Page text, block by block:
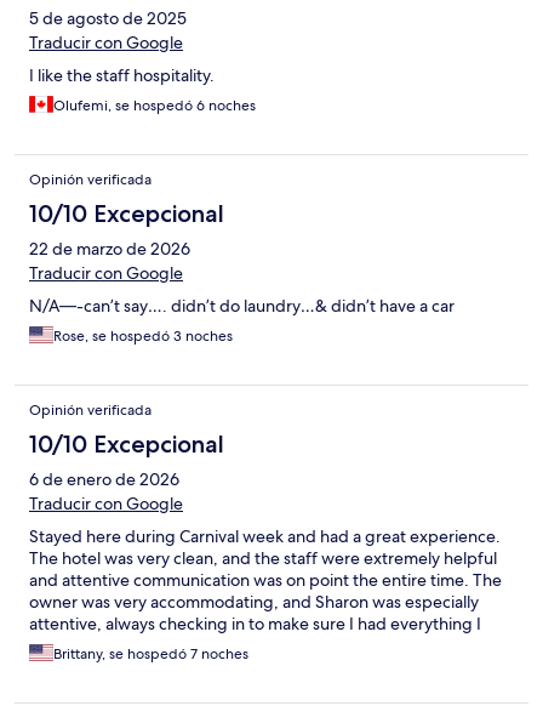
5 de agosto de 2025
Traducir con Google
I like the staff hospitality.
Olufemi, se hospedó 6 noches
Opinión verificada
10/10 Excepcional
22 de marzo de 2026
Traducir con Google
N/A—-can’t say…. didn’t do laundry…& didn’t have a car
Rose, se hospedó 3 noches
Opinión verificada
10/10 Excepcional
6 de enero de 2026
Traducir con Google
Stayed here during Carnival week and had a great experience.
The hotel was very clean, and the staff were extremely helpful
and attentive communication was on point the entire time. The
owner was very accommodating, and Sharon was especially
attentive, always checking in to make sure I had everything I
needed. It’s a small boutique hotel with about eight rooms,
which I loved. Perfect if you plan to be out and about and don’t
Brittany, se hospedó 7 noches